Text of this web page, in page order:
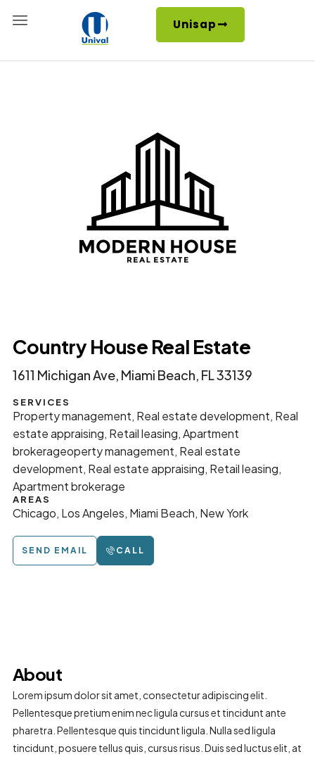
Unisap
Country House Real Estate
1611 Michigan Ave, Miami Beach, FL 33139
SERVICES
Property management, Real estate development, Real
estate appraising, Retail leasing, Apartment
brokerageoperty management, Real estate
development, Real estate appraising, Retail leasing,
Apartment brokerage
AREAS
Chicago, Los Angeles, Miami Beach, New York
SEND EMAIL CALL
About
Lorem ipsum dolor sit amet, consectetur adipiscing elit.
Pellentesque pretium enim nec ligula cursus et tincidunt ante
pharetra. Pellentesque quis tincidunt ligula. Nulla sed ligula
tincidunt, posuere tellus quis, cursus risus. Duis sed luctus elit, at